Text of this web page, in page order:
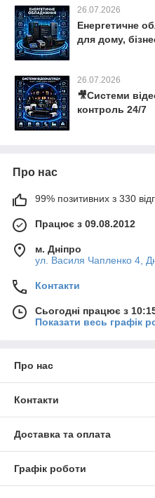
26.07.2026
Енергетичне
для дому,
26.07.2026
🎥Системи
контроль 24/7
Про нас
99% позитивних з 330
Працює з 09.08.2012
м. Дніпро
ул. Василя Чапленко 4,
Контакти
Сьогодні працює з
Показати весь графік
Про нас
Контакти
Доставка та оплата
Графік роботи